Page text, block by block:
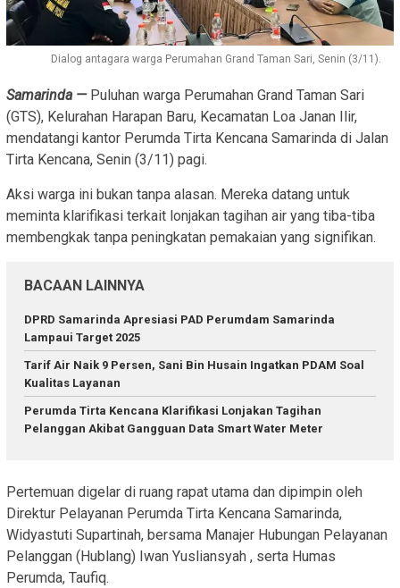
Dialog antagara warga Perumahan Grand Taman Sari, Senin (3/11).
Samarinda — Puluhan warga Perumahan Grand Taman Sari
(GTS), Kelurahan Harapan Baru, Kecamatan Loa Janan Ilir,
mendatangi kantor Perumda Tirta Kencana Samarinda di Jalan
Tirta Kencana, Senin (3/11) pagi.
Aksi warga ini bukan tanpa alasan. Mereka datang untuk
meminta klarifikasi terkait lonjakan tagihan air yang tiba-tiba
membengkak tanpa peningkatan pemakaian yang signifikan.
BACAAN LAINNYA
DPRD Samarinda Apresiasi PAD Perumdam Samarinda
Lampaui Target 2025
Tarif Air Naik 9 Persen, Sani Bin Husain Ingatkan PDAM Soal
Kualitas Layanan
Perumda Tirta Kencana Klarifikasi Lonjakan Tagihan
Pelanggan Akibat Gangguan Data Smart Water Meter
Pertemuan digelar di ruang rapat utama dan dipimpin oleh
Direktur Pelayanan Perumda Tirta Kencana Samarinda,
Widyastuti Supartinah, bersama Manajer Hubungan Pelayanan
Pelanggan (Hublang) Iwan Yusliansyah , serta Humas
Perumda, Taufiq.